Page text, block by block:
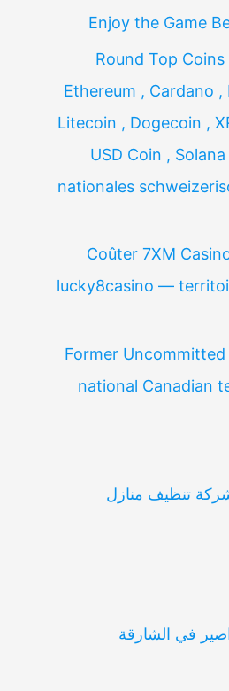
Enjoy the Game
Round Top
Ethereum , Cardano
Litecoin , Dogecoin ,
USD Coin ,
nationales
Coûter 7XM
lucky8casino —
Former Uncommitted
national Canadian
شركة تنظيف منازل
في الشارقة